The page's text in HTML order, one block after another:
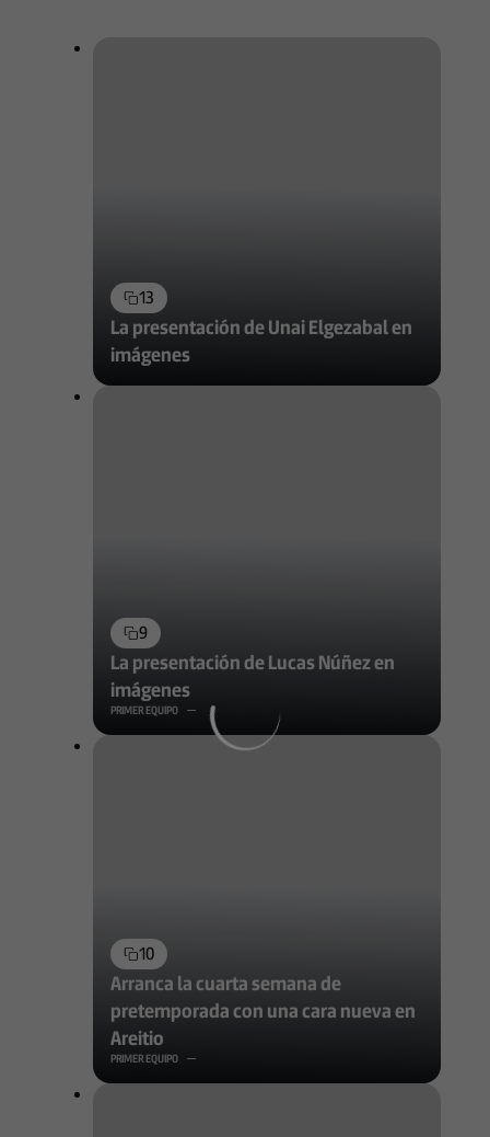
13
La presentación de Unai Elgezabal en
imágenes
9
La presentación de Lucas Núñez en
imágenes
PRIMER EQUIPO
10
Arranca la cuarta semana de
pretemporada con una cara nueva en
Areitio
PRIMER EQUIPO